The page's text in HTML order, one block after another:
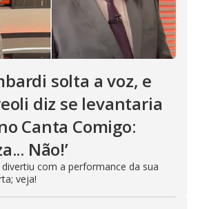
solta a voz, e
diz se levantaria
Canta Comigo:
Não!’
com a performance da sua
veja!